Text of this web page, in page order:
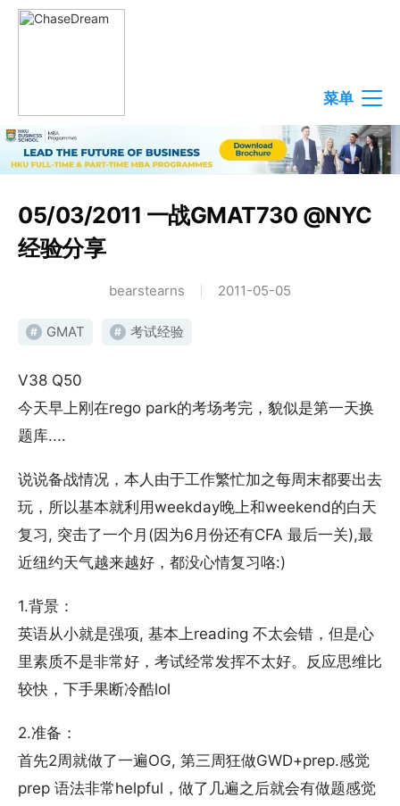
菜单
05/03/2011 一战GMAT730 @NYC
经验分享
bearstearns 2011-05-05
# GMAT # 考试经验
V38 Q50
今天早上刚在rego park的考场考完，貌似是第一天换
题库....
说说备战情况，本人由于工作繁忙加之每周末都要出去
玩，所以基本就利用weekday晚上和weekend的白天
复习, 突击了一个月(因为6月份还有CFA 最后一关),最
近纽约天气越来越好，都没心情复习咯:)
1.背景：
英语从小就是强项, 基本上reading 不太会错，但是心
里素质不是非常好，考试经常发挥不太好。反应思维比
较快，下手果断冷酷lol
2.准备：
首先2周就做了一遍OG, 第三周狂做GWD+prep.感觉
prep 语法非常helpful，做了几遍之后就会有做题感觉